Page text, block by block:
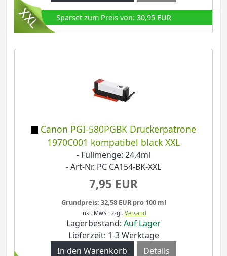
Sparset zum Preis von: 30,95 EUR
Canon PGI-580PGBK Druckerpatrone
1970C001 kompatibel black XXL
- Füllmenge: 24,4ml
- Art-Nr. PC CA154-BK-XXL
7,95 EUR
Grundpreis: 32,58 EUR pro 100 ml
inkl. MwSt. zzgl. Versand
Lagerbestand: Auf Lager
Lieferzeit: 1-3 Werktage
Details